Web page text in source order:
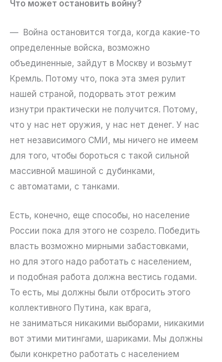
Что может остановить войну?
— Война остановится тогда, когда какие-то
определенные войска, возможно
объединенные, зайдут в Москву и возьмут
Кремль. Потому что, пока эта змея рулит
нашей страной, подорвать этот режим
изнутри практически не получится. Потому,
что у нас нет оружия, у нас нет денег. У нас
нет независимого СМИ, мы ничего не имеем
для того, чтобы бороться с такой сильной
массивной машиной с дубинками,
с автоматами, с танками.
Есть, конечно, еще способы, но население
России пока для этого не созрело. Победить
власть возможно мирными забастовками,
но для этого надо работать с населением,
и подобная работа должна вестись годами.
То есть, мы должны были отбросить этого
коллективного Путина, как врага,
не заниматься никакими выборами, никакими
вот этими митингами, шариками. Мы должны
были конкретно работать с населением